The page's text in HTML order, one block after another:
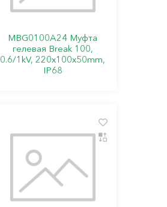
MBG0100A24 Муфта
гелевая Break 100,
0.6/1kV, 220x100x50mm,
IP68